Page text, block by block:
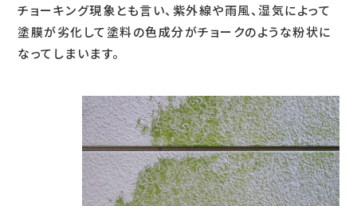
チョーキング現象とも言い、紫外線や雨風、湿気によって
塗膜が劣化して塗料の色成分がチョークのような粉状に
なってしまいます。